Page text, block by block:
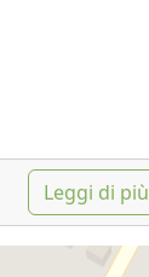
Leggi di più